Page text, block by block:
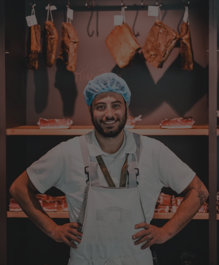
... schnelle Lieferung, super Service und die
Ware( Probierpaket und Speck "Herzstück")
sieht hervorragend aus und schmeckt auch
dementsprechend...
4.8.2026
Mathias
Verifizierter Kunde
Die Verpackung hatte beim Transport sehr
beschädigt. Aber sonst war alles super!!!
Gruß Mathias Gotthold
3.8.2026
Alle Bewertungen Lesen